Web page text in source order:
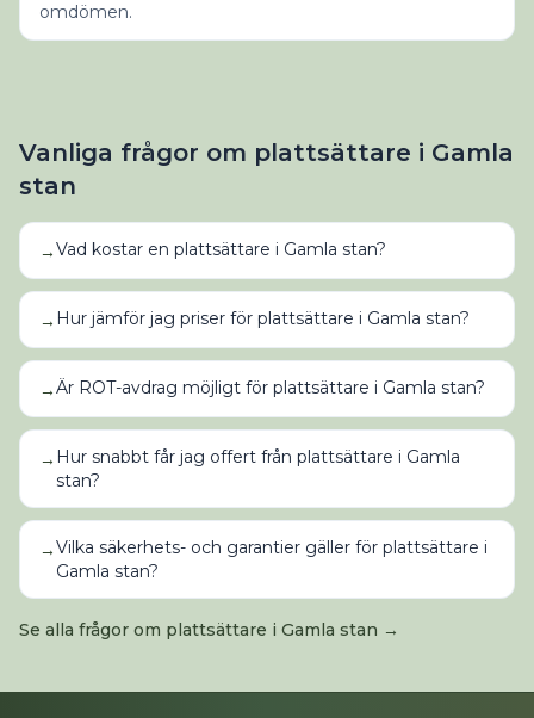
omdömen.
Vanliga frågor om plattsättare i Gamla
stan
→Vad kostar en plattsättare i Gamla stan?
→ Hur jämför jag priser för plattsättare i Gamla stan?
→Är ROT-avdrag möjligt för plattsättare i Gamla stan?
→ Hur snabbt får jag offert från plattsättare i Gamla
stan?
→Vilka säkerhets- och garantier gäller för plattsättare i
Gamla stan?
Se alla frågor om plattsättare i Gamla stan →